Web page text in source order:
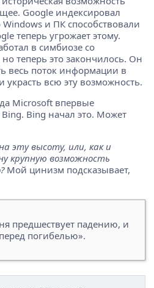
Google индексировал
и ПК способствовали
теперь угрожает этому.
в симбиозе со
теперь это закончилось. Он
весь поток информации в
украсть всю эту возможность.
Microsoft впервые
Bing начал это. Может
эту высоту, или, как и
крупную возможность
Мой цинизм подсказывает,
предшествует падению, и
погибелью».